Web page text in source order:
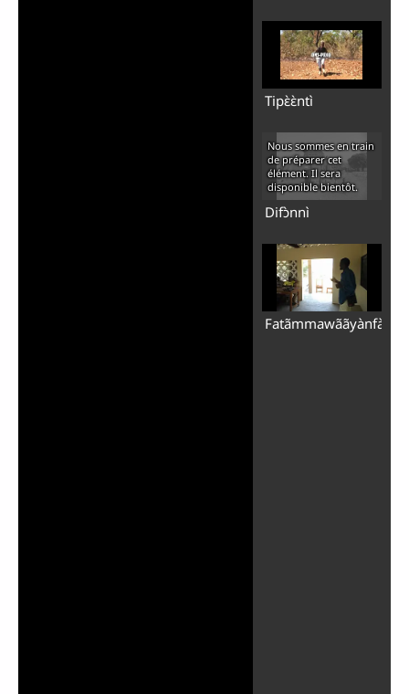
Tipɛ̀ɛ̀ntì
Nous sommes en train
de préparer cet
élément. Il sera
disponible bientôt.
Difɔ̀nnì
Fatãmmawããyànfà